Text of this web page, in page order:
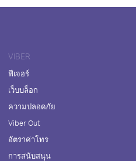
VIBER
ฟีเจอร์
เว็บบล็อก
ความปลอดภัย
Viber Out
อัตราค่าโทร
การสนับสนุน